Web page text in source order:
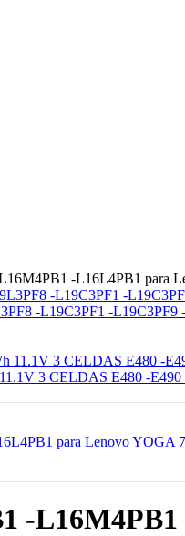
-L16L4PB1 para
-L19C3PF1 -L19C3PF9
3 CELDAS E480 -
-